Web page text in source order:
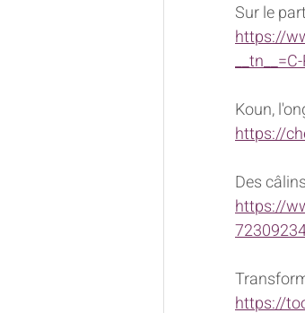
Sur le
https://
Koun,
https://
Des
https://
https://